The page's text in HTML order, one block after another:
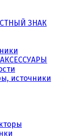
ЗНАК
источники